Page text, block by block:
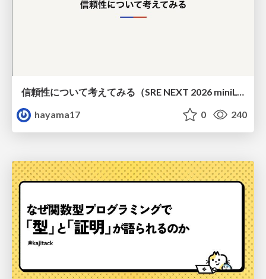
信頼性について考えてみる（SRE NEXT 2026 miniLT）
hayama17
0 240